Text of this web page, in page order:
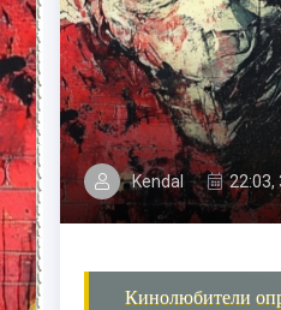
Kendal 22:03,
Кинолюбители